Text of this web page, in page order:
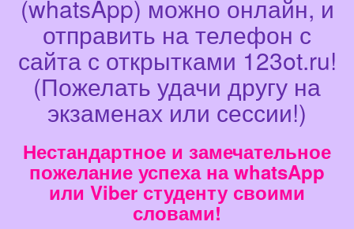
(whatsApp) можно онлайн, и
отправить на телефон с
сайта с открытками 123ot.ru!
(Пожелать удачи другу на
экзаменах или сессии!)
Нестандартное и замечательное
пожелание успеха на whatsApp
или Viber студенту своими
словами!